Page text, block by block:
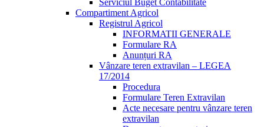
Serviciul Buget Contabilitate
Compartiment Agricol
Registrul Agricol
INFORMATII GENERALE
Formulare RA
Anunțuri RA
Vânzare teren extravilan – LEGEA
17/2014
Procedura
Formulare Teren Extravilan
Acte necesare pentru vânzare teren
extravilan